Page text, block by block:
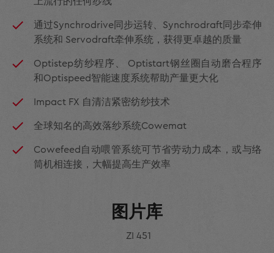
通过Synchrodrive同步运转、Synchrodraft同步牵伸
系统和 Servodraft牵伸系统，获得更卓越的质量
Optistep纺纱程序、 Optistart钢丝圈自动磨合程序
和Optispeed智能速度系统帮助产量更大化
Impact FX 自清洁紧密纺纱技术
全球知名的高效落纱系统Cowemat
Cowefeed自动喂管系统可节省劳动力成本，或与络
筒机相连接，大幅提高生产效率
图片库
ZI 451